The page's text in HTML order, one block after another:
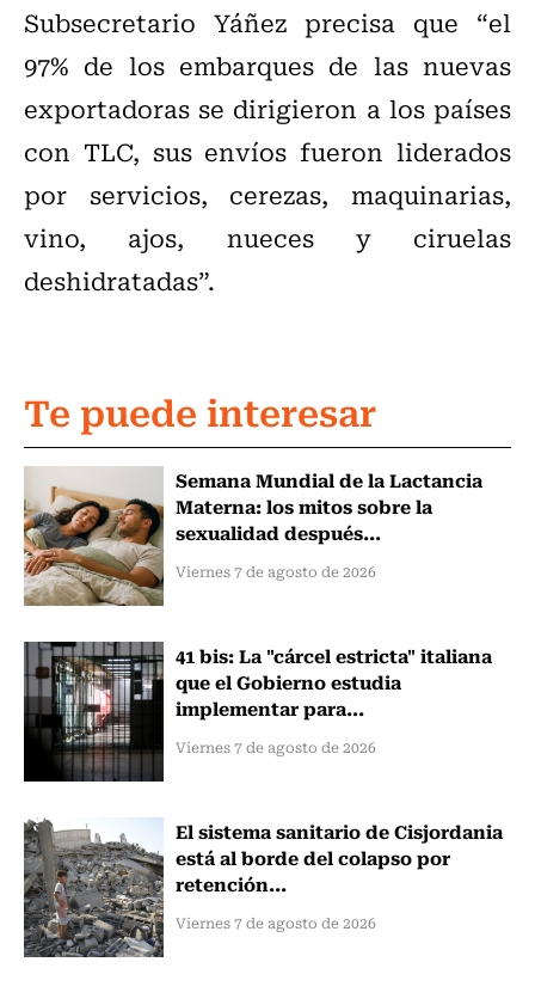
Subsecretario Yáñez precisa que “el
97% de los embarques de las nuevas
exportadoras se dirigieron a los países
con TLC, sus envíos fueron liderados
por servicios, cerezas, maquinarias,
vino, ajos, nueces y ciruelas
deshidratadas”.
Te puede interesar
Semana Mundial de la Lactancia
Materna: los mitos sobre la
sexualidad después...
Viernes 7 de agosto de 2026
41 bis: La "cárcel estricta" italiana
que el Gobierno estudia
implementar para...
Viernes 7 de agosto de 2026
El sistema sanitario de Cisjordania
está al borde del colapso por
retención...
Viernes 7 de agosto de 2026